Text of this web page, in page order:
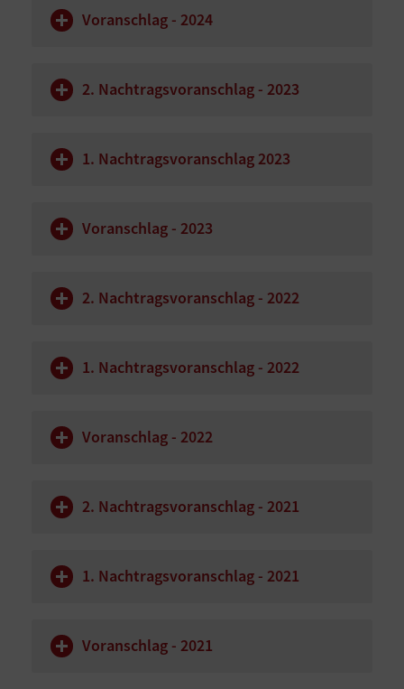
Voranschlag - 2024
2. Nachtragsvoranschlag - 2023
1. Nachtragsvoranschlag 2023
Voranschlag - 2023
2. Nachtragsvoranschlag - 2022
1. Nachtragsvoranschlag - 2022
Voranschlag - 2022
2. Nachtragsvoranschlag - 2021
1. Nachtragsvoranschlag - 2021
Voranschlag - 2021